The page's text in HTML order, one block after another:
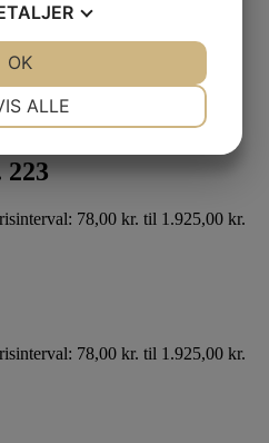
No. 9907
444,00 kr. til
223
78,00 kr. til 1.925,00 kr.
78,00 kr. til 1.925,00 kr.
ALLE
OK